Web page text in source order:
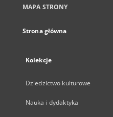
MAPA STRONY
Strona główna
Kolekcje
Dziedzictwo kulturowe
Nauka i dydaktyka